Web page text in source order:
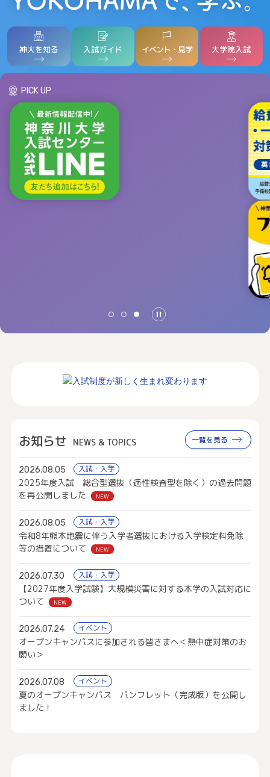
神大を知る 入試ガイド イベント・見学 大学院入試
PICK UP
お知らせ NEWS & TOPICS 一覧を見る
2026.08.05 入試・入学
2025年度入試 総合型選抜（適性検査型を除く）の過去問題
を再公開しました
NEW
2026.08.05 入試・入学
令和8年熊本地震に伴う入学者選抜における入学検定料免除
等の措置について
NEW
2026.07.30 入試・入学
【2027年度入学試験】大規模災害に対する本学の入試対応に
ついて
NEW
2026.07.24 イベント
オープンキャンパスに参加される皆さまへ＜熱中症対策のお
願い＞
2026.07.08 イベント
夏のオープンキャンパス パンフレット（完成版）を公開し
ました！